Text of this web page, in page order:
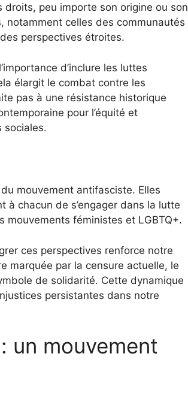
peu importe son origine ou son
notamment celles des communautés
perspectives étroites.
d’inclure les luttes
élargit le combat contre les
pas à une résistance historique
pour l’équité et
sociales.
mouvement antifasciste. Elles
chacun de s’engager dans la lutte
mouvements féministes et LGBTQ+.
ces perspectives renforce notre
marquée par la censure actuelle, le
de solidarité. Cette dynamique
persistantes dans notre
un mouvement